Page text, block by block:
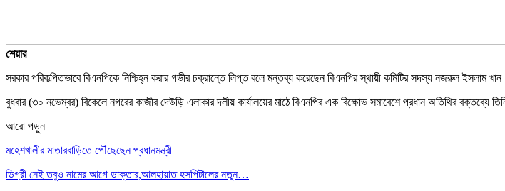
শেয়ার
সরকার পরিকল্পিতভাবে বিএনপিকে নিশ্চিহ্ন করার গভীর চক্রান্তে লিপ্ত বলে মন্তব্য করেছেন বিএনপির স্থায়ী কমিটির সদস্য নজরুল ইসলাম
বুধবার (৩০ নভেম্বর) বিকেলে নগরের কাজীর দেউড়ি এলাকার দলীয় কার্যালয়ের মাঠে বিএনপির এক বিক্ষোভ সমাবেশে প্রধান অতিথির বক্তব্যে
আরো পড়ুন
মহেশখালীর মাতারবাড়িতে পৌঁছেছেন প্রধানমন্ত্রী
ডিগ্রী নেই তবুও নামের আগে ডাক্তার,আলহায়াত হসপিটালের নতুন…